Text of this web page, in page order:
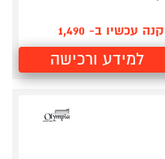
קנה עכשיו ב- 1,490
למידע ורכישה